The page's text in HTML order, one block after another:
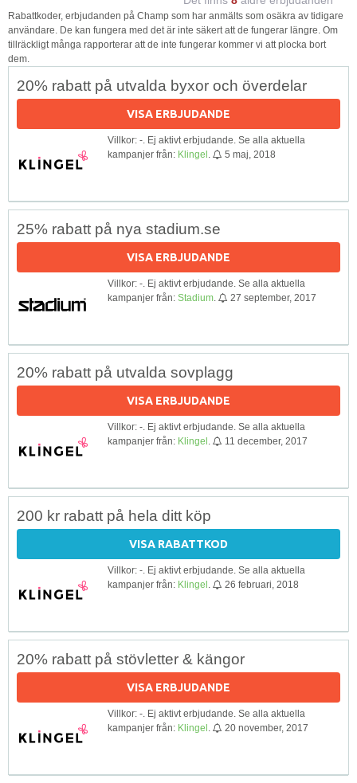
Rabattkoder, erbjudanden på Champ som har anmälts som osäkra av tidigare
användare. De kan fungera med det är inte säkert att de fungerar längre. Om
tillräckligt många rapporterar att de inte fungerar kommer vi att plocka bort
dem.
20% rabatt på utvalda byxor och överdelar
VISA ERBJUDANDE
Villkor: -. Ej aktivt erbjudande. Se alla aktuella
kampanjer från: Klingel 5 maj, 2018
25% rabatt på nya stadium.se
VISA ERBJUDANDE
Villkor: -. Ej aktivt erbjudande. Se alla aktuella
kampanjer från: Stadium 27 september, 2017
20% rabatt på utvalda sovplagg
VISA ERBJUDANDE
Villkor: -. Ej aktivt erbjudande. Se alla aktuella
kampanjer från: Klingel 11 december, 2017
200 kr rabatt på hela ditt köp
VISA RABATTKOD
Villkor: -. Ej aktivt erbjudande. Se alla aktuella
kampanjer från: Klingel 26 februari, 2018
20% rabatt på stövletter & kängor
VISA ERBJUDANDE
Villkor: -. Ej aktivt erbjudande. Se alla aktuella
kampanjer från: Klingel 20 november, 2017